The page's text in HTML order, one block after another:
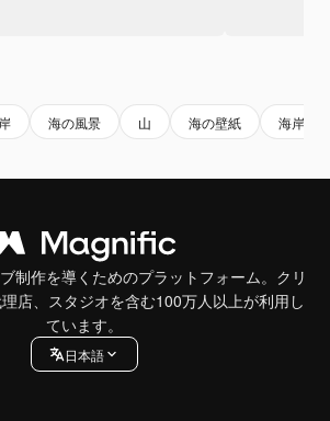
海の風景 山 海の壁紙 海岸風景
制作を導くためのプラットフォーム。クリ
店、スタジオを含む100万人以上が利用し
ています。
日本語